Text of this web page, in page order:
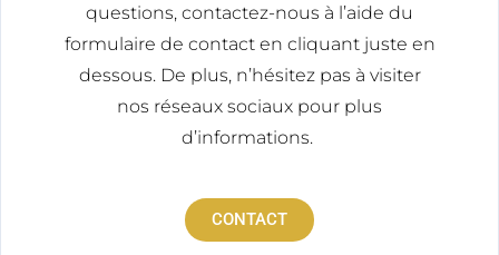
questions, contactez-nous à l’aide du
formulaire de contact en cliquant juste en
dessous. De plus, n’hésitez pas à visiter
nos réseaux sociaux pour plus
d’informations.
CONTACT